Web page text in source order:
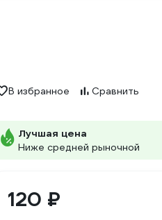
В избранное Сравнить
Лучшая цена
Ниже средней рыночной
120 ₽